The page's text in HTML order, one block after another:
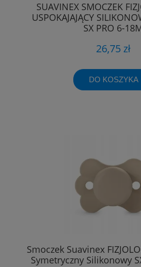
SUAVINEX SMOCZEK
USPOKAJAJĄCY
SX PRO 6-
26,75 zł
DO KOSZYKA
Smoczek Suavinex
Symetryczny Silikonowy